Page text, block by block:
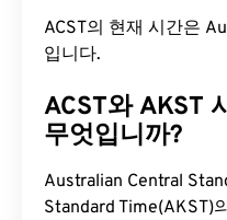
ACST의 현재 시간은
입니다.
ACST와 AKST
무엇입니까?
Australian Central
Standard Time(AKST)